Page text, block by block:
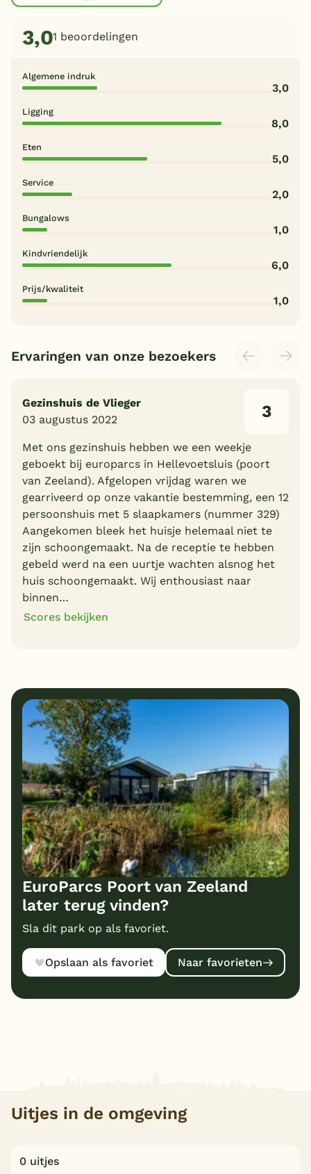
3,01 beoordelingen
Algemene indruk
3,0
Ligging
8,0
Eten
5,0
Service
2,0
Bungalows
1,0
Kindvriendelijk
6,0
Prijs/kwaliteit
1,0
Ervaringen van onze bezoekers
Gezinshuis de Vlieger
03 augustus 2022
3
Met ons gezinshuis hebben we een weekje
geboekt bij europarcs in Hellevoetsluis (poort
van Zeeland). Afgelopen vrijdag waren we
gearriveerd op onze vakantie bestemming, een 12
persoonshuis met 5 slaapkamers (nummer 329)
Aangekomen bleek het huisje helemaal niet te
zijn schoongemaakt. Na de receptie te hebben
gebeld werd na een uurtje wachten alsnog het
huis schoongemaakt. Wij enthousiast naar
binnen…
Scores bekijken
1 Bungalows
Prijs/kwaliteit
EuroParcs Poort van Zeeland
later terug vinden?
Sla dit park op als favoriet.
Opslaan als favoriet Naar favorieten
Uitjes in de omgeving
0 uitjes